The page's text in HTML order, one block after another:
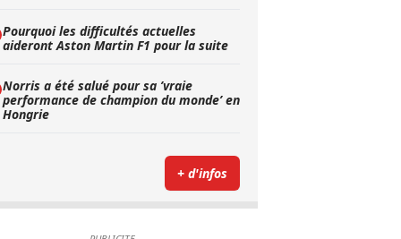
Pourquoi les difficultés actuelles
aideront Aston Martin F1 pour la suite
Norris a été salué pour sa ’vraie
performance de champion du monde’ en
Hongrie
+ d'infos